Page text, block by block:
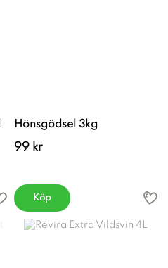
Hönsgödsel 3kg
99 kr
Köp